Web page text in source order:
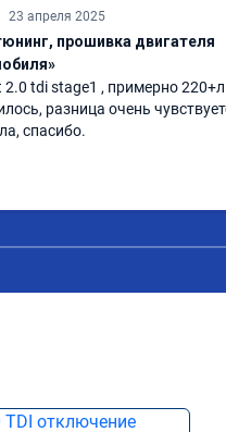
23 апреля 2025
прошивка двигателя
2.0 tdi stage1 , примерно
разница очень
спасибо.